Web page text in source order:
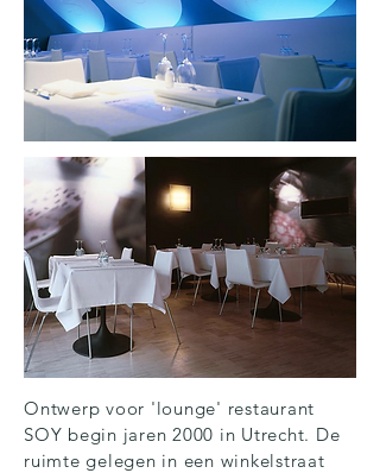
Ontwerp voor 'lounge' restaurant
SOY begin jaren 2000 in Utrecht. De
ruimte gelegen in een winkelstraat